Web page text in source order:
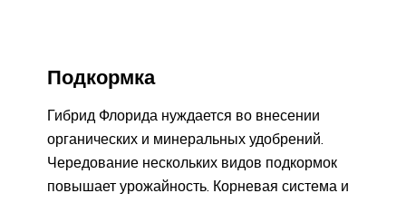
Подкормка
Гибрид Флорида нуждается во внесении
органических и минеральных удобрений.
Чередование нескольких видов подкормок
повышает урожайность. Корневая система и